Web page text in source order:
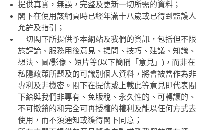
提供真實，無誤，完整及更新一切所需的資料；
閣下在使用該網頁時已經年滿十八嵗或已得到監護人
允許及指引；
一切閣下所提供予本網站及我們的資訊，包括但不限
於評論、服務用後意見、提問、技巧、建議、知識、
想法、圖/影像、短片等(以下簡稱「意見」)，而非在
私隱政策所題及的可識別個人資料，將會被當作為非
專利及非機密。閣下在提供或上載此等意見即代表閣
下給與我們非專有、免版稅、永久性的、可轉讓的、
不可撤銷的和完全可再授權的權利及能以任何方式去
使用，而不須通知或獲得閣下同意；